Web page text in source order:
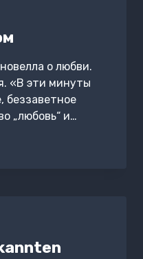
о любви.
«В эти минуты
беззаветное
„любовь“ и…